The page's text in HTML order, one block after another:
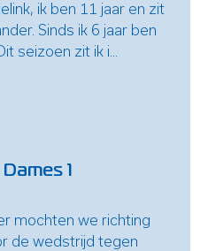
ik ben 11 jaar en zit
Sinds ik 6 jaar ben
seizoen zit ik i...
1
mochten we richting
de wedstrijd tegen